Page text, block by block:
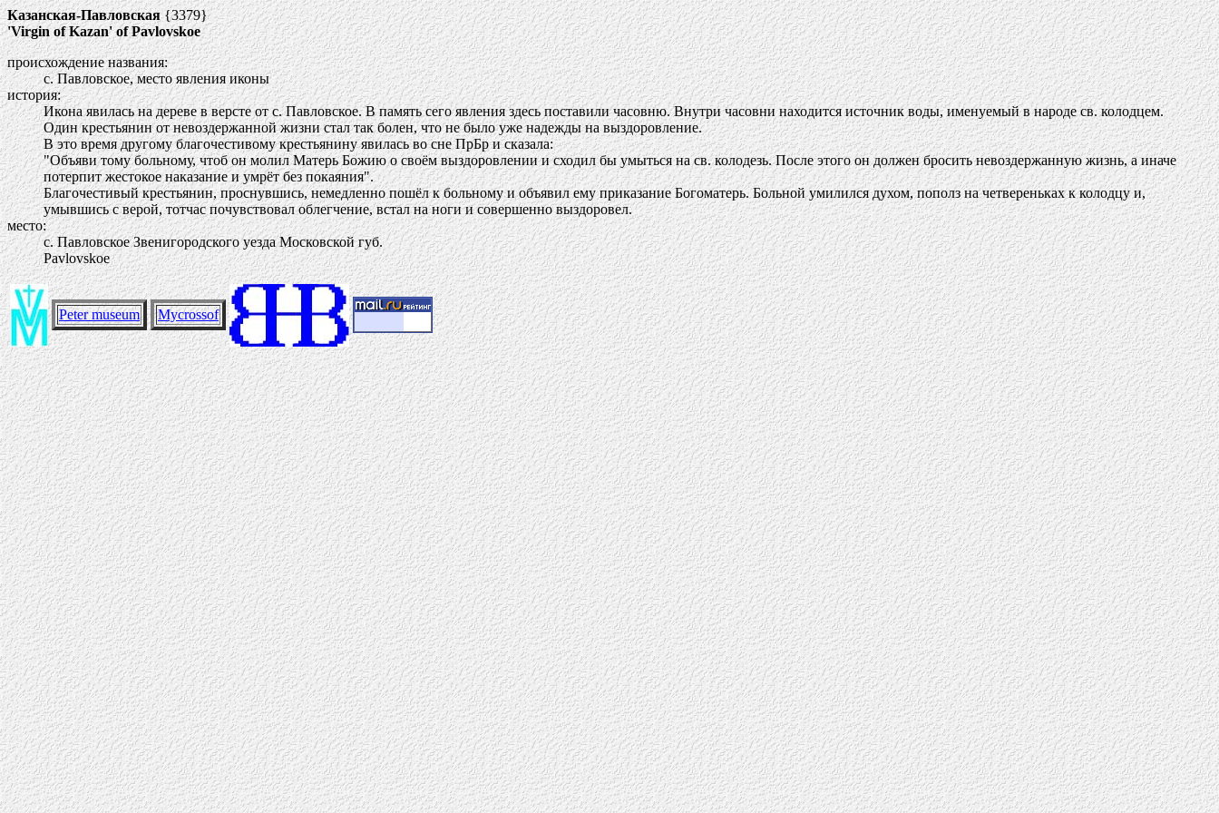
Казанская-Павловская{3379}
'Virgin of Kazan' of Pavlovskoe
происхождение названия:
с. Павловское, место явления иконы
история:
Икона явилась на дереве в версте от с. Павловское. В память сего явления здесь поставили часовню. Внутри часовни находится источник воды, именуемый в народе св. колодцем.
Один крестьянин от невоздержанной жизни стал так болен, что не было уже надежды на выздоровление.
В это время другому благочестивому крестьянину явилась во сне ПрБр и сказала:
"Объяви тому больному, чтоб он молил Матерь Божию о своём выздоровлении и сходил бы умыться на св. колодезь. После этого он должен бросить невоздержанную жизнь, а иначе
потерпит жестокое наказание и умрёт без покаяния".
Благочестивый крестьянин, проснувшись, немедленно пошёл к больному и объявил ему приказание Богоматерь. Больной умилился духом, пополз на четвереньках к колодцу и,
умывшись с верой, тотчас почувствовал облегчение, встал на ноги и совершенно выздоровел.
место:
с. Павловское Звенигородского уезда Московской губ.
Pavlovskoe
Peter museum Mycrossof